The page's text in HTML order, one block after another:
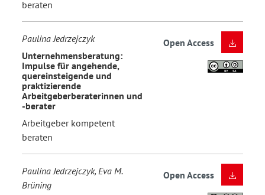
beraten
Paulina Jedrzejczyk
Unternehmensberatung:
Impulse für angehende,
quereinsteigende und
praktizierende
Arbeitgeberberaterinnen und
-berater
Arbeitgeber kompetent
beraten
Open Access
Paulina Jedrzejczyk, Eva M.
Brüning
Open Access